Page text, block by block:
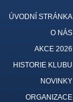
ÚVODNÍ STRÁNKA
O NÁS
AKCE 2026
HISTORIE KLUBU
NOVINKY
ORGANIZACE